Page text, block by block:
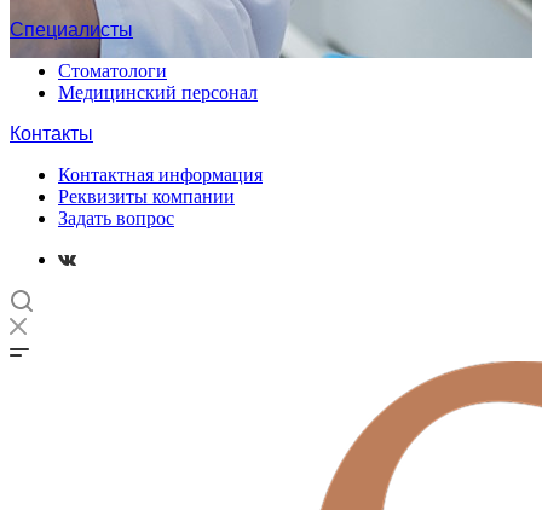
Специалисты
Стоматологи
Медицинский персонал
Контакты
Контактная информация
Реквизиты компании
Задать вопрос